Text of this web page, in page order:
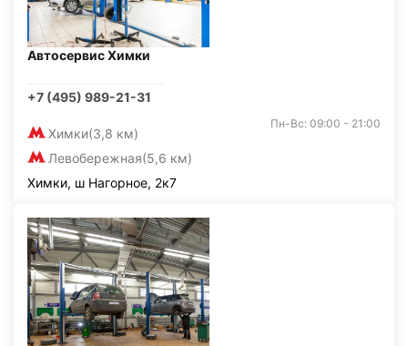
Автосервис Химки
+7 (495) 989-21-31
Химки(3,8 км)
Левобережная(5,6 км)
Пн-Вс: 09:00 - 21:00
Химки, ш Нагорное, 2к7